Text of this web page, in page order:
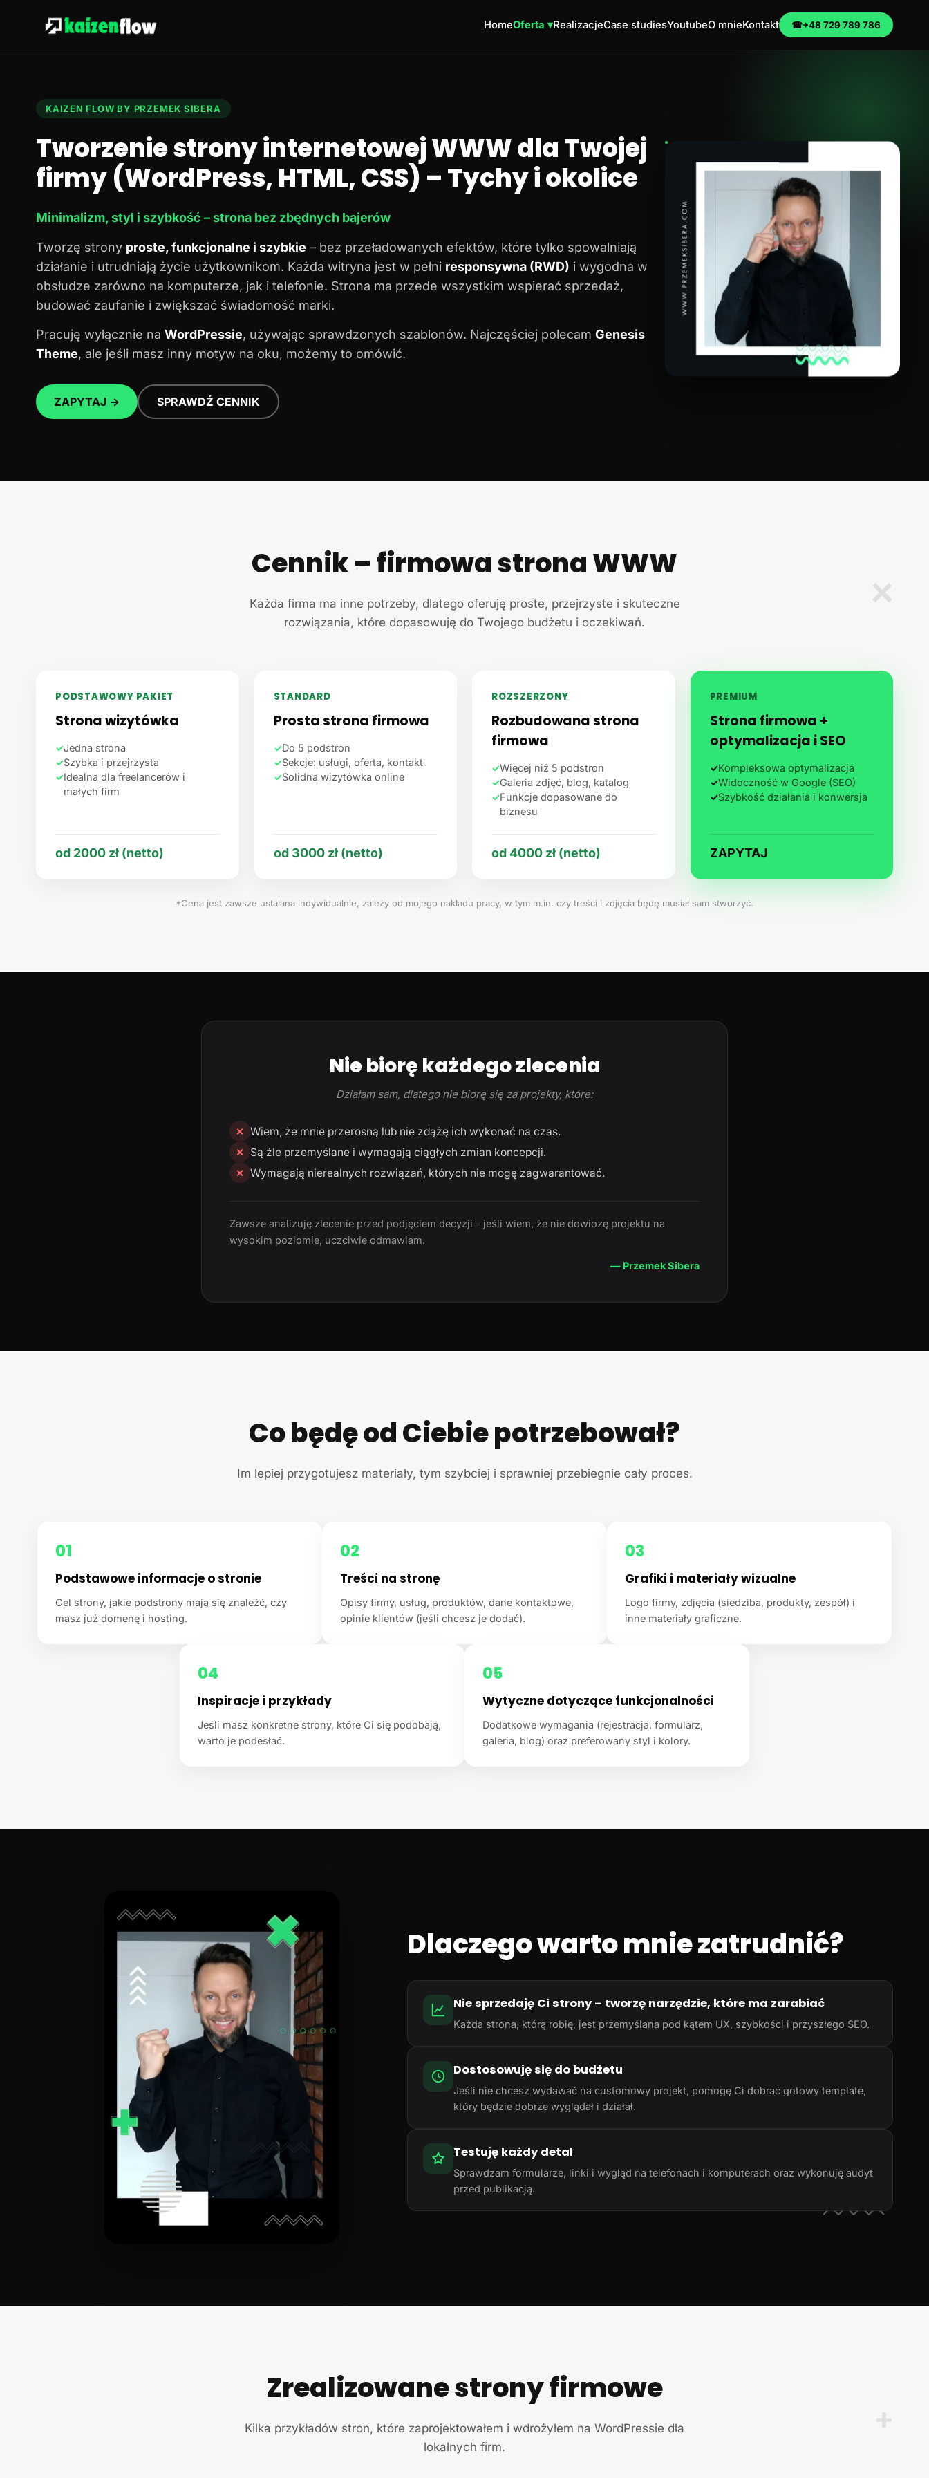
HomeOferta ▾RealizacjeCase studiesYoutubeO mnieKontakt ☎+48 729 789 786
KAIZEN FLOW BY PRZEMEK SIBERA
Tworzenie strony internetowej WWW dla Twojej
firmy (WordPress, HTML, CSS) – Tychy i okolice
Minimalizm, styl i szybkość – strona bez zbędnych bajerów
Tworzę strony proste, funkcjonalne i szybkie – bez przeładowanych efektów, które tylko spowalniają
działanie i utrudniają życie użytkownikom. Każda witryna jest w pełni responsywna (RWD) i wygodna w
obsłudze zarówno na komputerze, jak i telefonie. Strona ma przede wszystkim wspierać sprzedaż,
budować zaufanie i zwiększać świadomość marki.
Pracuję wyłącznie na WordPressie, używając sprawdzonych szablonów. Najczęściej polecam Genesis
Theme, ale jeśli masz inny motyw na oku, możemy to omówić.
ZAPYTAJ → SPRAWDŹ CENNIK
✕
Cennik – firmowa strona WWW
Każda firma ma inne potrzeby, dlatego oferuję proste, przejrzyste i skuteczne
rozwiązania, które dopasowuję do Twojego budżetu i oczekiwań.
PODSTAWOWY PAKIET
Strona wizytówka
✓Jedna strona
✓Szybka i przejrzysta
✓Idealna dla freelancerów i
małych firm
od 2000 zł (netto)
STANDARD
Prosta strona firmowa
✓Do 5 podstron
✓Sekcje: usługi, oferta, kontakt
✓Solidna wizytówka online
od 3000 zł (netto)
ROZSZERZONY
Rozbudowana strona
firmowa
✓Więcej niż 5 podstron
✓Galeria zdjęć, blog, katalog
✓Funkcje dopasowane do
biznesu
od 4000 zł (netto)
PREMIUM
Strona firmowa +
optymalizacja i SEO
✓Kompleksowa optymalizacja
✓Widoczność w Google (SEO)
✓Szybkość działania i konwersja
ZAPYTAJ
*Cena jest zawsze ustalana indywidualnie, zależy od mojego nakładu pracy, w tym m.in. czy treści i zdjęcia będę musiał sam stworzyć.
Nie biorę każdego zlecenia
Działam sam, dlatego nie biorę się za projekty, które:
✕ Wiem, że mnie przerosną lub nie zdążę ich wykonać na czas.
✕ Są źle przemyślane i wymagają ciągłych zmian koncepcji.
✕ Wymagają nierealnych rozwiązań, których nie mogę zagwarantować.
Zawsze analizuję zlecenie przed podjęciem decyzji – jeśli wiem, że nie dowiozę projektu na
wysokim poziomie, uczciwie odmawiam.
— Przemek Sibera
Co będę od Ciebie potrzebował?
Im lepiej przygotujesz materiały, tym szybciej i sprawniej przebiegnie cały proces.
01
Podstawowe informacje o stronie
Cel strony, jakie podstrony mają się znaleźć, czy
masz już domenę i hosting.
02
Treści na stronę
Opisy firmy, usług, produktów, dane kontaktowe,
opinie klientów (jeśli chcesz je dodać).
03
Grafiki i materiały wizualne
Logo firmy, zdjęcia (siedziba, produkty, zespół) i
inne materiały graficzne.
04
Inspiracje i przykłady
Jeśli masz konkretne strony, które Ci się podobają,
warto je podesłać.
05
Wytyczne dotyczące funkcjonalności
Dodatkowe wymagania (rejestracja, formularz,
galeria, blog) oraz preferowany styl i kolory.
Dlaczego warto mnie zatrudnić?
Nie sprzedaję Ci strony – tworzę narzędzie, które ma zarabiać
Każda strona, którą robię, jest przemyślana pod kątem UX, szybkości i przyszłego SEO.
Dostosowuję się do budżetu
Jeśli nie chcesz wydawać na customowy projekt, pomogę Ci dobrać gotowy template,
który będzie dobrze wyglądał i działał.
Testuję każdy detal
Sprawdzam formularze, linki i wygląd na telefonach i komputerach oraz wykonuję audyt
przed publikacją.
+
Zrealizowane strony firmowe
Kilka przykładów stron, które zaprojektowałem i wdrożyłem na WordPressie dla
lokalnych firm.